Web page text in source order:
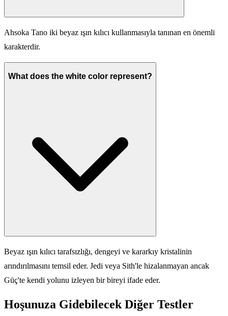
Ahsoka Tano iki beyaz ışın kılıcı kullanmasıyla tanınan en önemli
karakterdir.
What does the white color represent?
Beyaz ışın kılıcı tarafsızlığı, dengeyi ve kararkıy kristalinin
arındırılmasını temsil eder. Jedi veya Sith'le hizalanmayan ancak
Güç'te kendi yolunu izleyen bir bireyi ifade eder.
Hoşunuza Gidebilecek Diğer Testler